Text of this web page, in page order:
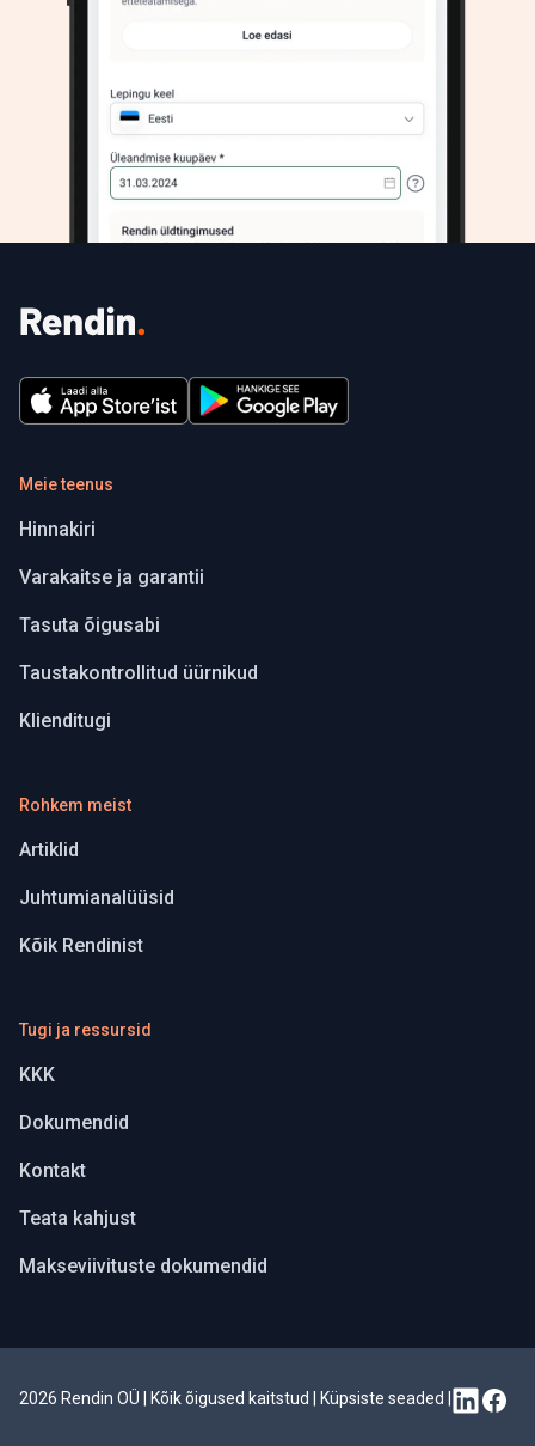
Meie teenus
Hinnakiri
Varakaitse ja garantii
Tasuta õigusabi
Taustakontrollitud üürnikud
Klienditugi
Rohkem meist
Artiklid
Juhtumianalüüsid
Kõik Rendinist
Tugi ja ressursid
KKK
Dokumendid
Kontakt
Teata kahjust
Makseviivituste dokumendid
2026 Rendin OÜ | Kõik õigused kaitstud Küpsiste seaded